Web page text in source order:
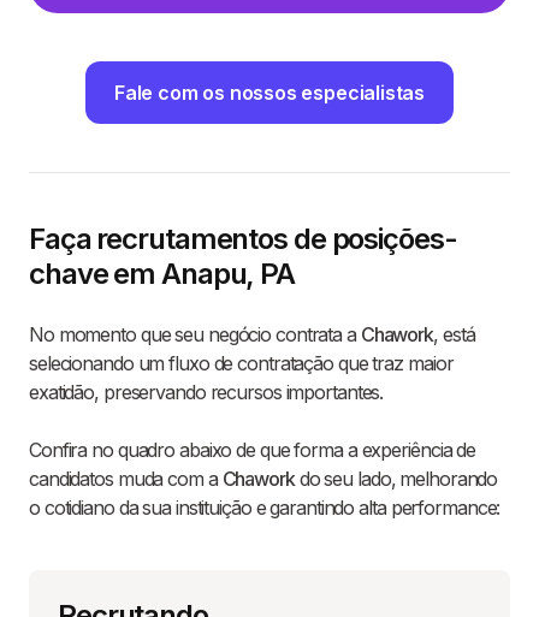
Fale com os nossos especialistas
Faça recrutamentos de posições-
chave em Anapu, PA
No momento que seu negócio contrata a Chawork, está
selecionando um fluxo de contratação que traz maior
exatidão, preservando recursos importantes.
Confira no quadro abaixo de que forma a experiência de
candidatos muda com a Chaworkdo seu lado, melhorando
o cotidiano da sua instituição e garantindo alta performance: